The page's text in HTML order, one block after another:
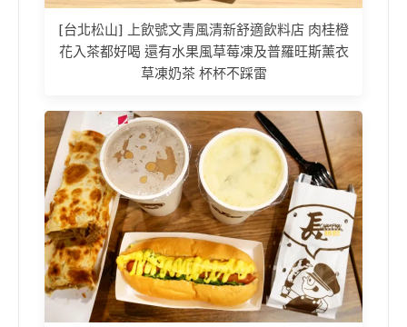
[台北松山] 上飲號文青風清新舒適飲料店 肉桂橙
花入茶都好喝 還有水果風草莓凍及普羅旺斯薰衣
草凍奶茶 杯杯不踩雷